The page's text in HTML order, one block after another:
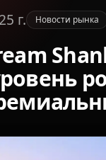
г.
Новости рынка